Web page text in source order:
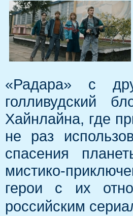
«Радара» с
голливудский
Хайнлайна, где
не раз
спасения
мистико-
герои с их
российским